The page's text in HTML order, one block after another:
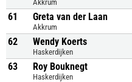
Akkrum
61 Greta van der Laan
Akkrum
62 Wendy Koerts
Haskerdijken
63 Roy Bouknegt
Haskerdijken